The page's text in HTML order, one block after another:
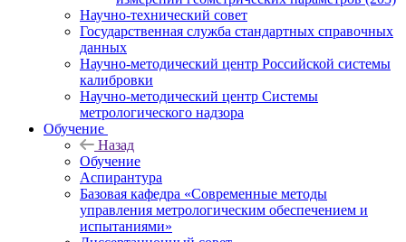
Научно-технический совет
Государственная служба стандартных справочных
данных
Научно-методический центр Российской системы
калибровки
Научно-методический центр Системы
метрологического надзора
Обучение
Назад
Обучение
Аспирантура
Базовая кафедра «Современные методы
управления метрологическим обеспечением и
испытаниями»